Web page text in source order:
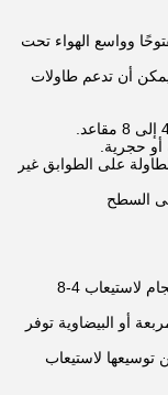
وواسع الهواء تحت
أن تدعم طاولات
حجرية.
على الطوابق غير
السطح
تتوفر أقصى الزجاج في مجموعة متنوعة من الأحجام لاستيعاب 4-8
أو البيضاوية توفر
توسيعها لاستيعاب